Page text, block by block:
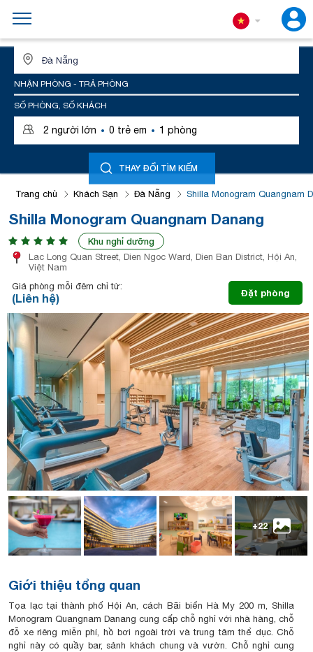
NHẬN PHÒNG - TRẢ PHÒNG
SỐ PHÒNG, SỐ KHÁCH
2 người lớn · 0 trẻ em · 1 phòng
THAY ĐỔI TÌM KIẾM
Trang chủ Khách Sạn Đà Nẵng Shilla Monogram Quangnam
Shilla Monogram Quangnam Danang
Khu nghỉ dưỡng
Lac Long Quan Street, Dien Ngoc Ward, Dien Ban District, Hội An,
Việt Nam
Giá phòng mỗi đêm chỉ từ:
(Liên hệ) Đặt phòng
+22
Giới thiệu tổng quan
Tọa lạc tại thành phố Hội An, cách Bãi biển Hà My 200 m, Shilla
Monogram Quangnam Danang cung cấp chỗ nghỉ với nhà hàng, chỗ
đỗ xe riêng miễn phí, hồ bơi ngoài trời và trung tâm thể dục. Chỗ
nghỉ này có quầy bar, sảnh khách chung và vườn. Chỗ nghỉ cung